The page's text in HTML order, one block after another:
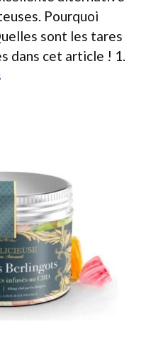
Pourquoi
sont les tares
dans cet article ! 1.